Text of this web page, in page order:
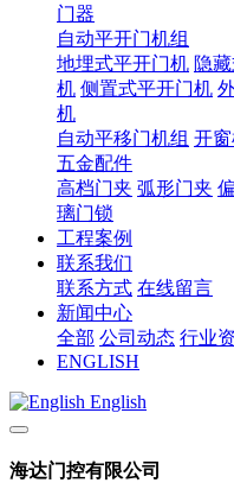
门器
自动平开门机组
地埋式平开门机 隐
机 侧置式平开门机
机
自动平移门机组 开窗
五金配件
高档门夹 弧形门夹
璃门锁
工程案例
联系我们
联系方式 在线留言
新闻中心
全部 公司动态 行业
ENGLISH
English
海达门控有限公司